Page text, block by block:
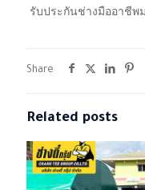
รับประกันช่างมืออาชีพ
Share
Related posts